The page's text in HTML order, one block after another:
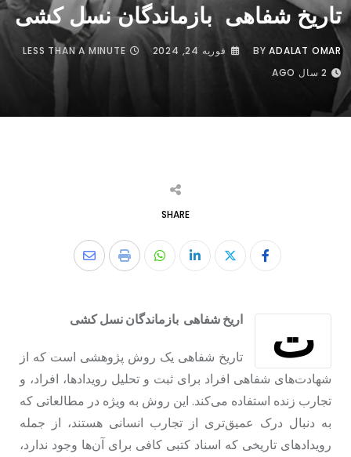
تاریخ شفاهی بازماندگان نسل کشی
BYADALAT OMAR فوریه 24, 2024
LESS THAN A MINUTE
2 سال AGO
SHARE
ت اریخ شفاهی بازماندگان نسل کشی
تاریخ شفاهی یک روش پژوهشی است که از
شهادت‌های شفاهی افراد برای ثبت و تحلیل رویدادها، افراد، و
تجارب زنده استفاده می‌کند. این روش به ویژه در مطالعاتی که
به دنبال درک عمیق‌تری از تجارب انسانی هستند، از جمله
رویدادهای تاریخی که اسناد کتبی کافی برای آن‌ها وجود ندارد،